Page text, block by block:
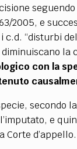
2005, e
c.d. “disturbi
la
con la
secondo
e
Corte d’appello.